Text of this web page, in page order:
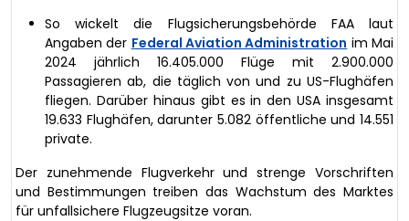
So wickelt die Flugsicherungsbehörde FAA laut
Angaben der Federal Aviation Administration im Mai
2024 jährlich 16.405.000 Flüge mit 2.900.000
Passagieren ab, die täglich von und zu US-Flughäfen
fliegen. Darüber hinaus gibt es in den USA insgesamt
19.633 Flughäfen, darunter 5.082 öffentliche und 14.551
private.
Der zunehmende Flugverkehr und strenge Vorschriften
und Bestimmungen treiben das Wachstum des Marktes
für unfallsichere Flugzeugsitze voran.